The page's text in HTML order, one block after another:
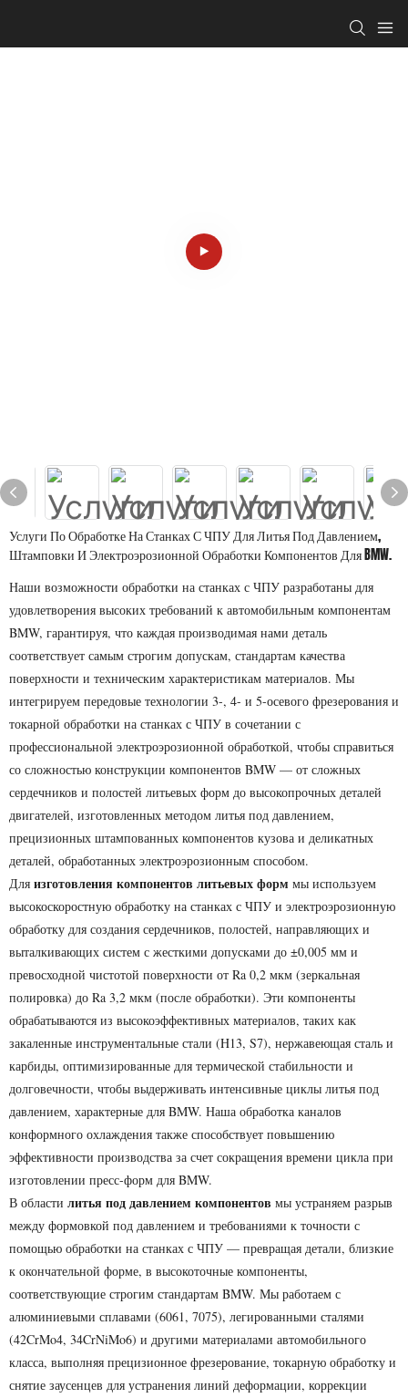
Услуги По Обработке На Станках С ЧПУ Для Литья Под Давлением,
Штамповки И Электроэрозионной Обработки Компонентов Для BMW.
Наши возможности обработки на станках с ЧПУ разработаны для
удовлетворения высоких требований к автомобильным компонентам
BMW, гарантируя, что каждая производимая нами деталь
соответствует самым строгим допускам, стандартам качества
поверхности и техническим характеристикам материалов. Мы
интегрируем передовые технологии 3-, 4- и 5-осевого фрезерования и
токарной обработки на станках с ЧПУ в сочетании с
профессиональной электроэрозионной обработкой, чтобы справиться
со сложностью конструкции компонентов BMW — от сложных
сердечников и полостей литьевых форм до высокопрочных деталей
двигателей, изготовленных методом литья под давлением,
прецизионных штампованных компонентов кузова и деликатных
деталей, обработанных электроэрозионным способом.
Для изготовления компонентов литьевых форм мы используем
высокоскоростную обработку на станках с ЧПУ и электроэрозионную
обработку для создания сердечников, полостей, направляющих и
выталкивающих систем с жесткими допусками до ±0,005 мм и
превосходной чистотой поверхности от Ra 0,2 мкм (зеркальная
полировка) до Ra 3,2 мкм (после обработки). Эти компоненты
обрабатываются из высокоэффективных материалов, таких как
закаленные инструментальные стали (H13, S7), нержавеющая сталь и
карбиды, оптимизированные для термической стабильности и
долговечности, чтобы выдерживать интенсивные циклы литья под
давлением, характерные для BMW. Наша обработка каналов
конформного охлаждения также способствует повышению
эффективности производства за счет сокращения времени цикла при
изготовлении пресс-форм для BMW.
В области литья под давлением компонентов мы устраняем разрыв
между формовкой под давлением и требованиями к точности с
помощью обработки на станках с ЧПУ — превращая детали, близкие
к окончательной форме, в высокоточные компоненты,
соответствующие строгим стандартам BMW. Мы работаем с
алюминиевыми сплавами (6061, 7075), легированными сталями
(42CrMo4, 34CrNiMo6) и другими материалами автомобильного
класса, выполняя прецизионное фрезерование, токарную обработку и
снятие заусенцев для устранения линий деформации, коррекции